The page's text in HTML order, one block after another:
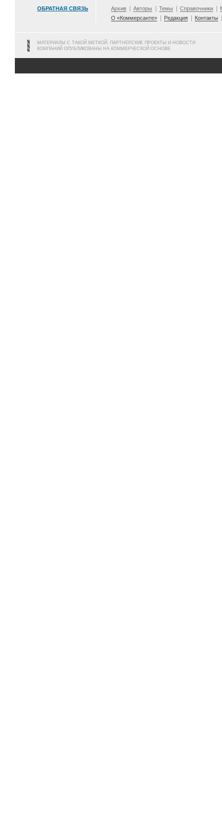
ОБРАТНАЯ СВЯЗЬ Архив Авторы Темы Справочники
О «Коммерсанте»
Редакция Контакты
МАТЕРИАЛЫ С ТАКОЙ МЕТКОЙ, ПАРТНЕРСКИЕ ПРОЕКТЫ И НОВОСТИ
КОМПАНИЙ ОПУБЛИКОВАНЫ НА КОММЕРЧЕСКОЙ ОСНОВЕ